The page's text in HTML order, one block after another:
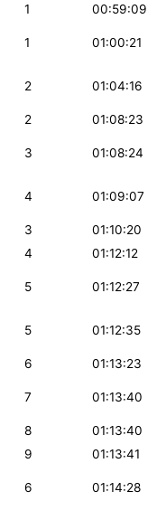
1 00:59:09
1 01:00:21
2 01:04:16
2 01:08:23
3 01:08:24
4 01:09:07
3
01:10:20
4 01:12:12
5 01:12:27
5 01:12:35
6 01:13:23
7 01:13:40
8
01:13:40
9 01:13:41
6 01:14:28